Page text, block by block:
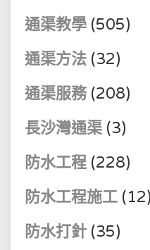
通渠教學 (505)
通渠方法 (32)
通渠服務(208)
長沙灣通渠 (3)
防水工程 (228)
防水工程施工 (12)
防水打針 (35)